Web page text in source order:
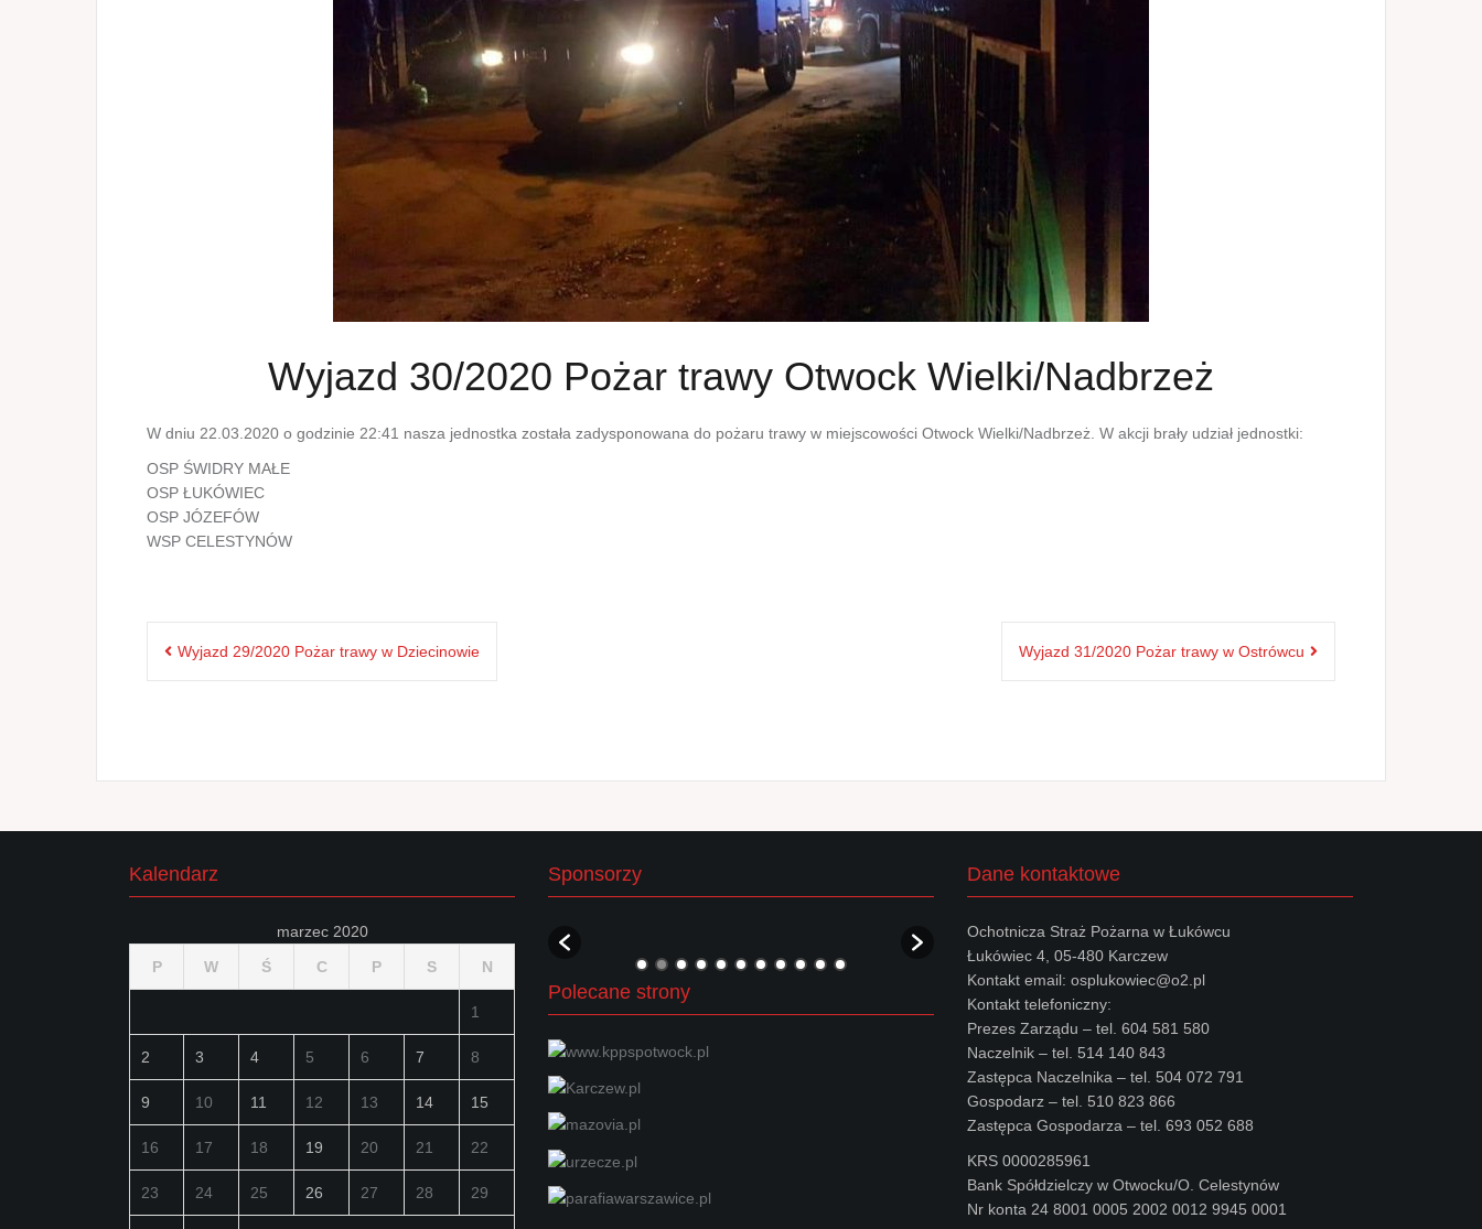
Wyjazd 30/2020 Pożar trawy Otwock Wielki/Nadbrzeż
W dniu 22.03.2020 o godzinie 22:41 nasza jednostka została zadysponowana do pożaru trawy w miejscowości Otwock Wielki/Nadbrzeż. W akcji brały udział jednostki:
OSP ŚWIDRY MAŁE
OSP ŁUKÓWIEC
OSP JÓZEFÓW
WSP CELESTYNÓW
Nawigacja
Wyjazd 29/2020 Pożar trawy w Dziecinowie Wyjazd 31/2020 Pożar trawy w Ostrówcu
Kalendarz
marzec 2020
P
W Ś C P S N
1
2 3 4 5 6 7 8
9 10 11 12 13 14 15
16 17 18 19 20 21 22
23 24 25 26 27 28 29
Sponsorzy
Polecane strony
Dane kontaktowe
Ochotnicza Straż Pożarna w Łukówcu
Łukówiec 4, 05-480 Karczew
Kontakt email: osplukowiec@o2.pl
Kontakt telefoniczny:
Prezes Zarządu – tel. 604 581 580
Naczelnik – tel. 514 140 843
Zastępca Naczelnika – tel. 504 072 791
Gospodarz – tel. 510 823 866
Zastępca Gospodarza – tel. 693 052 688
KRS 0000285961
Bank Spółdzielczy w Otwocku/O. Celestynów
Nr konta 24 8001 0005 2002 0012 9945 0001